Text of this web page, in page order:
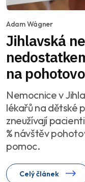
Adam Wágner
Jihlavská
na
Nemocnice v
lékařů na dětské
zneužívají
% návštěv
pomoc.
Celý článek